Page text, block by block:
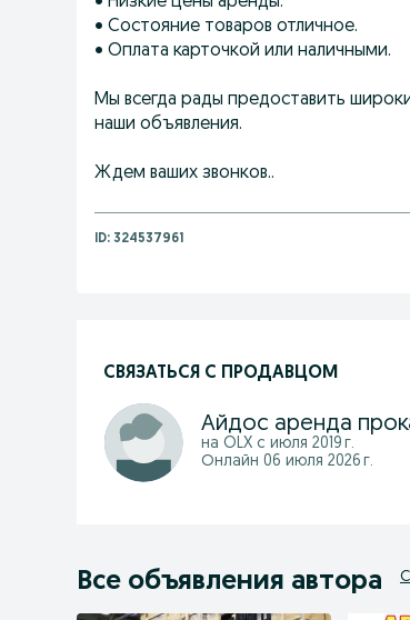
• Состояние товаров отличное.
• Оплата карточкой или наличными.
Мы всегда рады предоставить
наши объявления.
Ждем ваших звонков..
ID: 324537961
СВЯЗАТЬСЯ С ПРОДАВЦОМ
Айдос аренда
на OLX с июля 2019 г.
Онлайн 06 июля 2026 г.
Все объявления автора